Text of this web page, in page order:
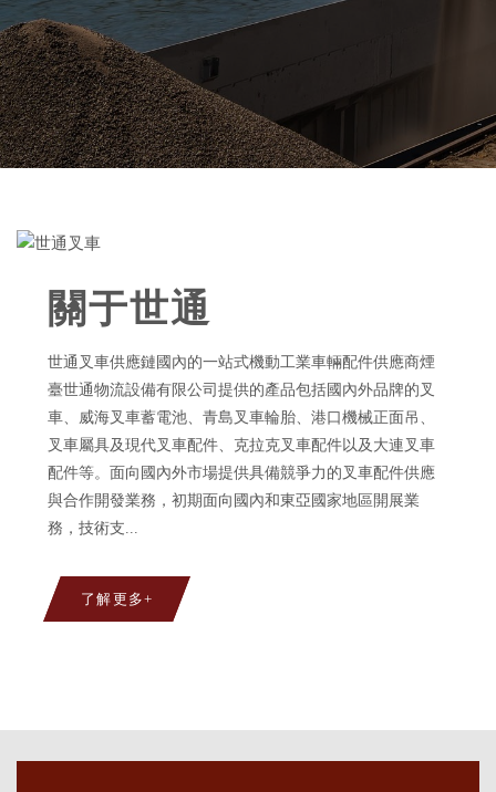
關于世通
世通叉車供應鏈國內的一站式機動工業車輛配件供應商煙
臺世通物流設備有限公司提供的產品包括國內外品牌的叉
車、威海叉車蓄電池、青島叉車輪胎、港口機械正面吊、
叉車屬具及現代叉車配件、克拉克叉車配件以及大連叉車
配件等。面向國內外市場提供具備競爭力的叉車配件供應
與合作開發業務，初期面向國內和東亞國家地區開展業
務，技術支...
了解更多+